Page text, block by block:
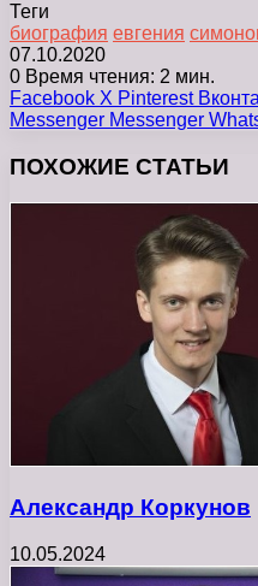
Теги
биография евгения
07.10.2020
0 Время чтения: 2 мин.
Facebook X Pinterest
Messenger Messenger
ПОХОЖИЕ СТАТЬИ
Александр Коркунов
10.05.2024